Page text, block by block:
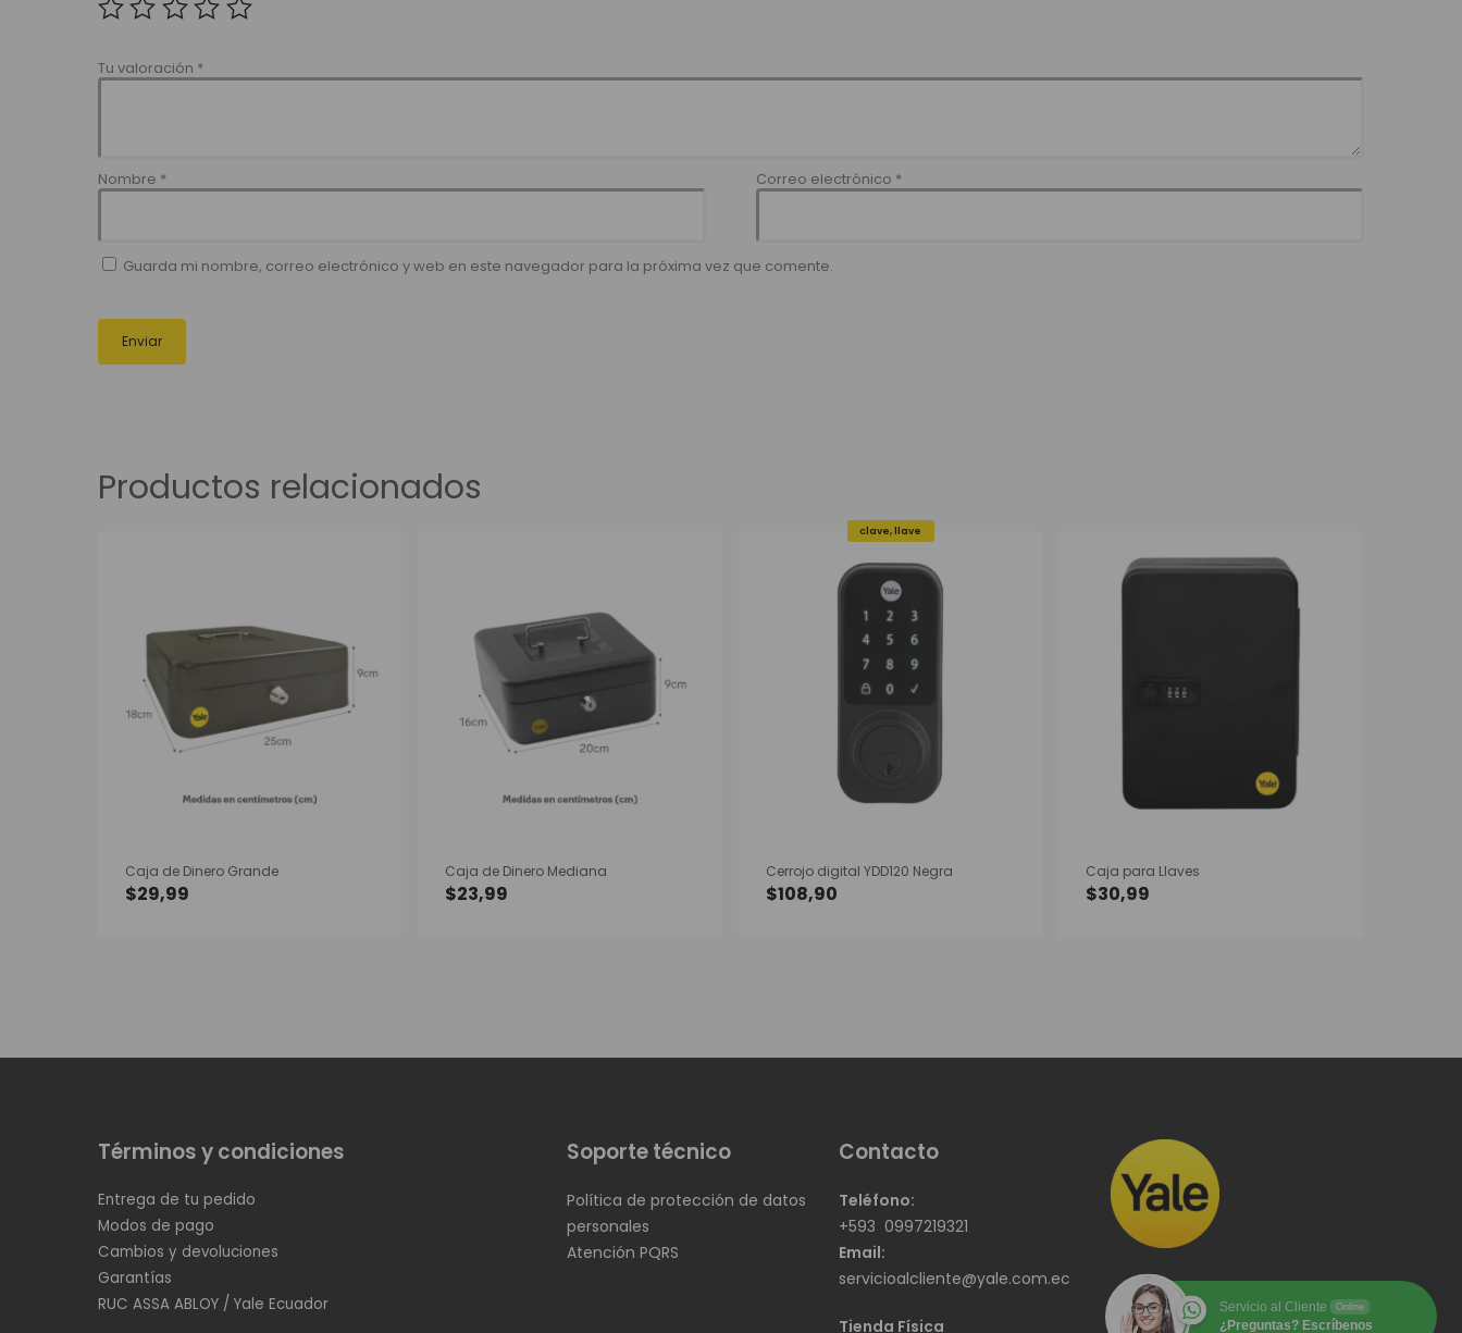
Tu valoración *
Nombre * Correo electrónico *
Guarda mi nombre, correo electrónico y web en este navegador para la próxima vez que comente.
Productos relacionados
Caja de Dinero Grande
$29,99
Caja de Dinero Mediana
$23,99
Cerrojo digital YDD120 Negra
$108,90
elegir
clave, llave
Caja para Llaves
$30,99
Términos y condiciones
Entrega de tu pedido
Modos de pago
Cambios y devoluciones
Garantías
RUC ASSA ABLOY / Yale Ecuador
Soporte técnico
Política de protección de datos
personales
Atención PQRS
Contacto
Teléfono:
+593 0997219321
Email:
servicioalcliente@yale.com.ec
Tienda Física
Servicio al Cliente Online
¿Preguntas? Escríbenos